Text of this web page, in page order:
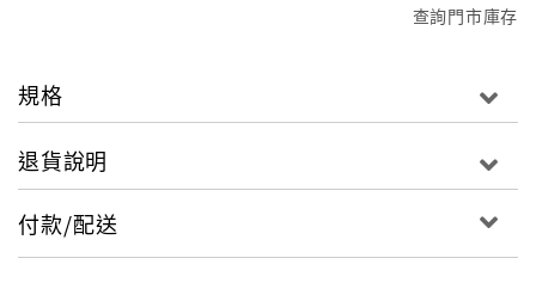
查詢門市庫存
規格
退貨說明
付款/配送